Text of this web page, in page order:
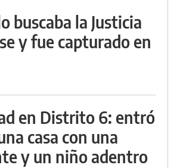
buscaba la Justicia
y fue capturado en
en Distrito 6: entró
casa con una
y un niño adentro